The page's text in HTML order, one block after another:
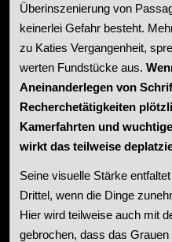
Überinszenierung von
keinerlei Gefahr besteht.
zu Katies Vergangenheit,
werten Fundstücke aus.
Aneinanderlegen von
Recherchetätigkeiten
Kamerfahrten und
wirkt das teilweise
Seine visuelle Stärke
Drittel, wenn die Dinge
Hier wird teilweise auch mit
gebrochen, dass das